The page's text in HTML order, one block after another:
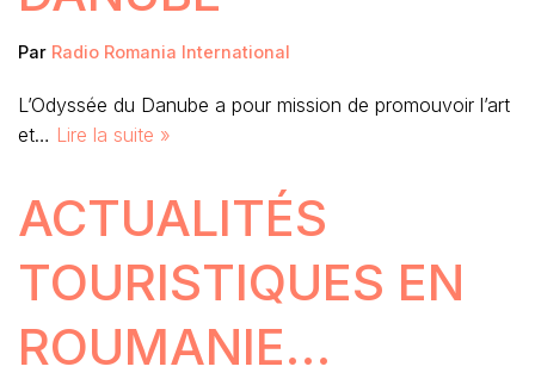
Par Radio Romania International
L’Odyssée du Danube a pour mission de promouvoir l’art
et… Lire la suite »
ACTUALITÉS
TOURISTIQUES EN
ROUMANIE…